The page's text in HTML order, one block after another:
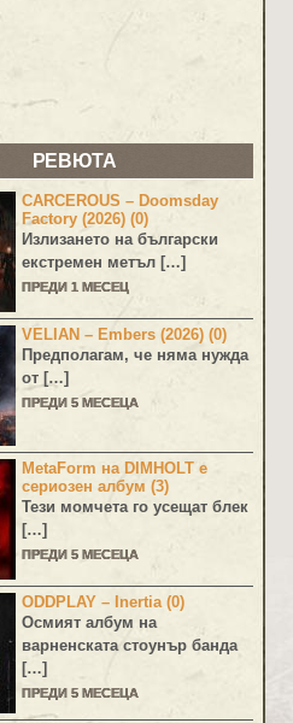
РЕВЮТА
CARCEROUS – Doomsday
Factory (2026) (0)
Излизането на български
екстремен метъл […]
ПРЕДИ 1 МЕСЕЦ
VELIAN – Embers (2026) (0)
Предполагам, че няма нужда
от […]
ПРЕДИ 5 МЕСЕЦА
MetaForm на DIMHOLT е
сериозен албум (3)
Тези момчета го усещат блек
[…]
ПРЕДИ 5 МЕСЕЦА
ODDPLAY – Inertia (0)
Осмият албум на
варненската стоунър банда
[…]
ПРЕДИ 5 МЕСЕЦА